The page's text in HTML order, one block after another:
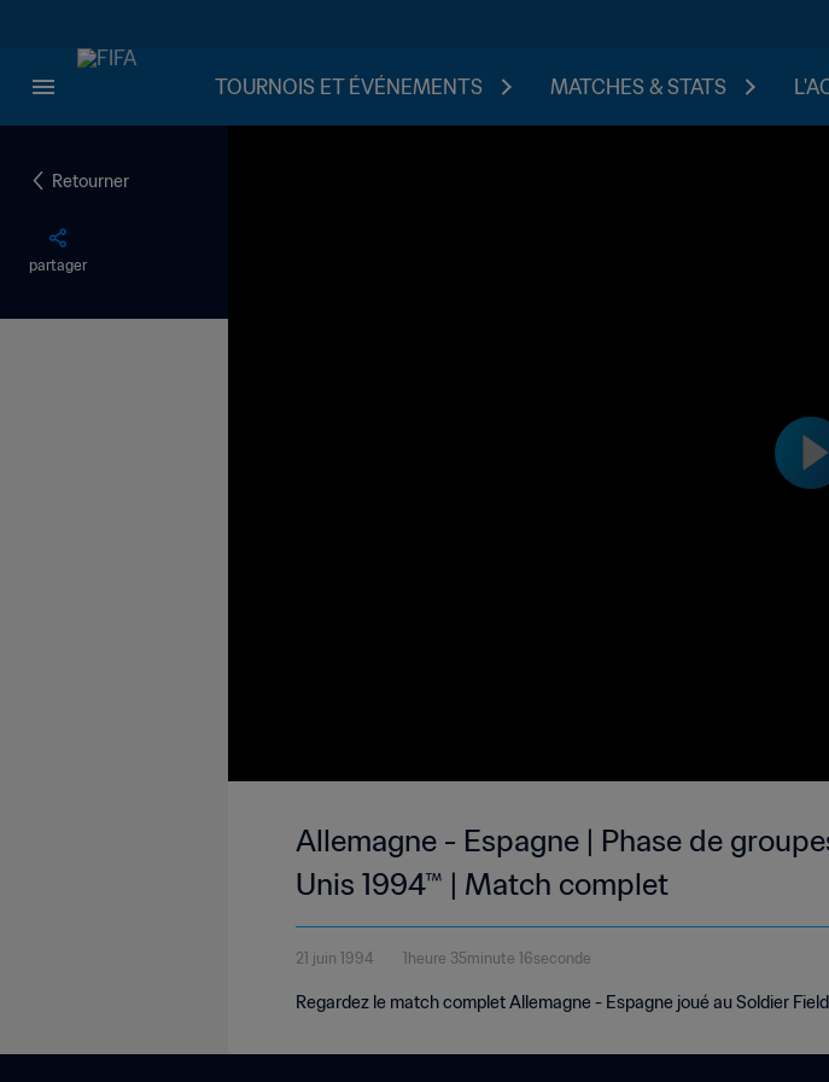
TOURNOIS ET ÉVÉNEMENTS MATCHES & STATS
Retourner
partager
Allemagne - Espagne | Phase de
Unis 1994™ | Match complet
21 juin 1994 1heure 35minute 16seconde
Regardez le match complet Allemagne - Espagne joué au Soldier